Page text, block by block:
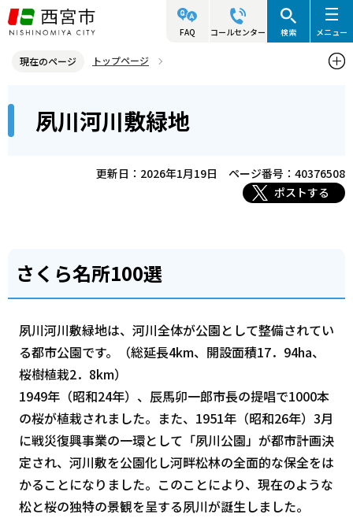
こ
の
ジ
先
FAQ コールセンター 検索 メニュー
現在のページ
トップページ
こ
夙川河川敷緑地
更新日：2026年1月19日
ページ番号：40376508
ポストする
さくら名所100選
夙川河川敷緑地は、河川全体が公園として整備されてい
る都市公園です。（総延長4km、開設面積17．94ha、
桜樹植栽2．8km）
1949年（昭和24年）、辰馬卯一郎市長の提唱で1000本
の桜が植栽されました。また、1951年（昭和26年）3月
に戦災復興事業の一環として「夙川公園」が都市計画決
定され、河川敷を公園化し河畔松林の全面的な保全をは
かることになりました。このことにより、現在のような
松と桜の独特の景観を呈する夙川が誕生しました。